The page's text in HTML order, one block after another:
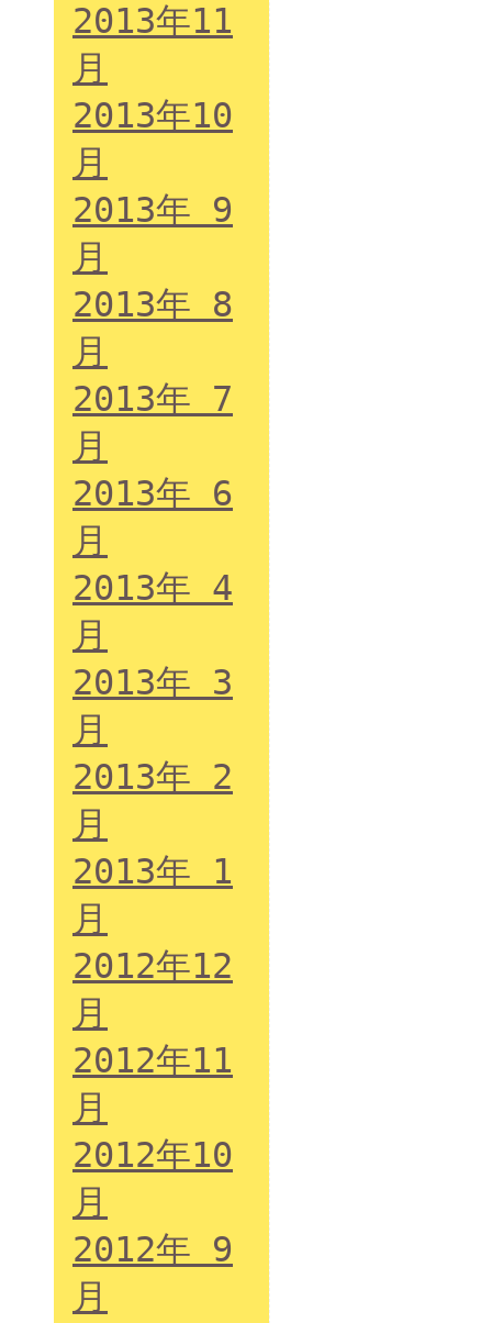
2013年11
月
2013年10
月
2013年 9
月
2013年 8
月
2013年 7
月
2013年 6
月
2013年 4
月
2013年 3
月
2013年 2
月
2013年 1
月
2012年12
月
2012年11
月
2012年10
月
2012年 9
月